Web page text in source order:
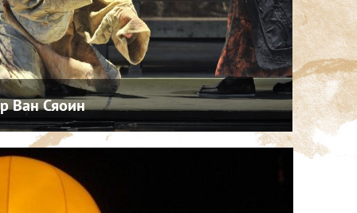
Ван Сяоин